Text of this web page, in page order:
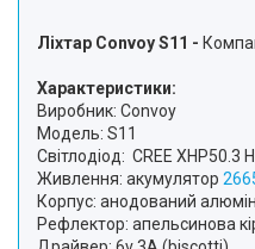
Ліхтар Convoy S11 -
Характеристики:
Виробник: Convoy
Модель: S11
Світлодіод: CREE XHP50.3
Живлення: акумулятор
Корпус: анодований
Рефлектор: апельсинова